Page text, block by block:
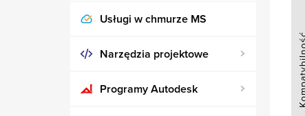
Usługi w chmurze MS
Narzędzia projektowe
Programy Autodesk